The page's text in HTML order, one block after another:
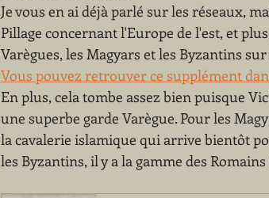
Je vous en ai déjà parlé sur les réseaux,
Pillage concernant l'Europe de l'est, et
Varègues, les Magyars et les Byzantins
Vous pouvez retrouver ce supplément
En plus, cela tombe assez bien puisque
une superbe garde Varègue. Pour les
la cavalerie islamique qui arrive bientôt
les Byzantins, il y a la gamme des